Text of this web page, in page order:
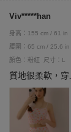
Viv*****han
身高：155 cm / 61 in
腰圍：65 cm / 25.6 in
顏色：粉紅
尺寸：L
質地很柔軟，